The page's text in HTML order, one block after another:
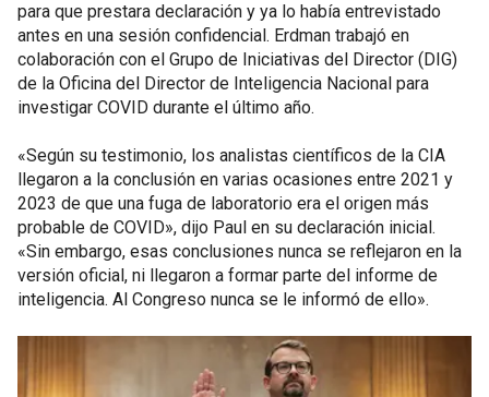
para que prestara declaración y ya lo había entrevistado
antes en una sesión confidencial. Erdman trabajó en
colaboración con el Grupo de Iniciativas del Director (DIG)
de la Oficina del Director de Inteligencia Nacional para
investigar COVID durante el último año.
«Según su testimonio, los analistas científicos de la CIA
llegaron a la conclusión en varias ocasiones entre 2021 y
2023 de que una fuga de laboratorio era el origen más
probable de COVID», dijo Paul en su declaración inicial.
«Sin embargo, esas conclusiones nunca se reflejaron en la
versión oficial, ni llegaron a formar parte del informe de
inteligencia. Al Congreso nunca se le informó de ello».